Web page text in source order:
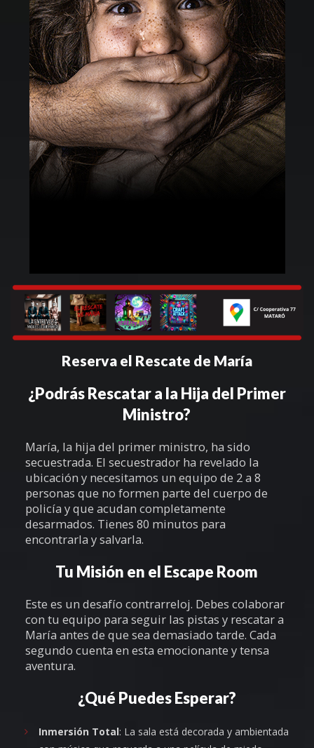
Reserva el Rescate de María
¿Podrás Rescatar a la Hija del Primer
Ministro?
María, la hija del primer ministro, ha sido
secuestrada. El secuestrador ha revelado la
ubicación y necesitamos un equipo de 2 a 8
personas que no formen parte del cuerpo de
policía y que acudan completamente
desarmados. Tienes 80 minutos para
encontrarla y salvarla.
Tu Misión en el Escape Room
Este es un desafío contrarreloj. Debes colaborar
con tu equipo para seguir las pistas y rescatar a
María antes de que sea demasiado tarde. Cada
segundo cuenta en esta emocionante y tensa
aventura.
¿Qué Puedes Esperar?
Inmersión Total: La sala está decorada y ambientada